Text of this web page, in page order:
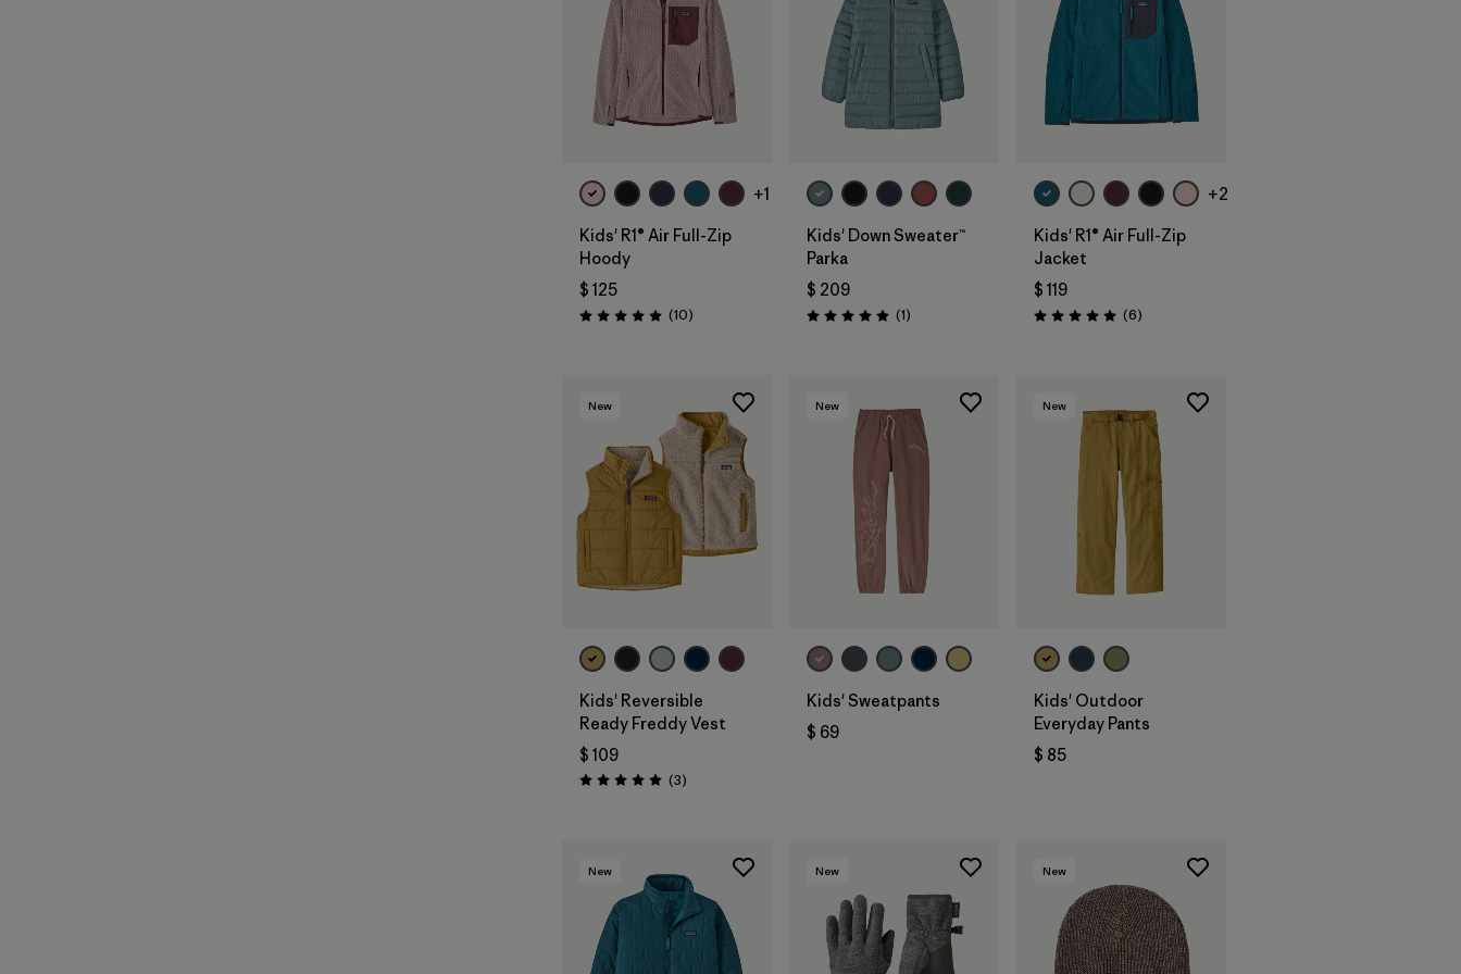
+1
Kids' R1® Air Full-Zip
Hoody
$ 125
Valoración: 5.0 / 5
(10Comentarios
)
Kids' Down Sweater™
Parka
$ 209
Valoración: 5.0 / 5
(1Comentarios
)
+2
Kids' R1® Air Full-Zip
Jacket
$ 119
Valoración: 5.0 / 5
(6Comentarios
)
New
Kids' Reversible
Ready Freddy Vest
$ 109
Valoración: 5.0 / 5
(3Comentarios
)
New
Kids' Sweatpants
$ 69
New
Kids' Outdoor
Everyday Pants
$ 85
New New New